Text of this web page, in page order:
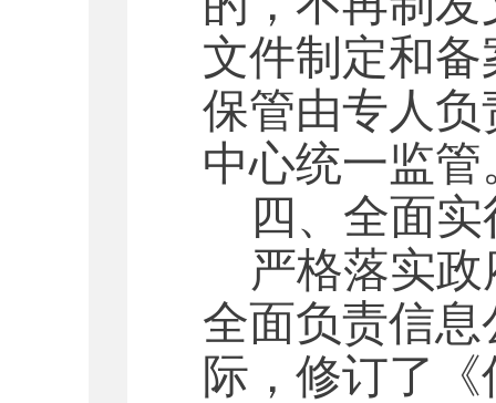
文件制定和
保管由专人
中心统一监管
四、全面
严格落实
全面负责信
际，修订了